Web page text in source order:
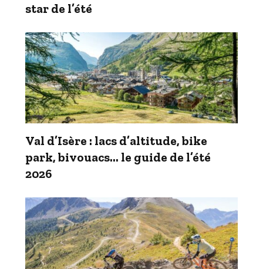
star de l’été
Val d’Isère : lacs d’altitude, bike
park, bivouacs… le guide de l’été
2026